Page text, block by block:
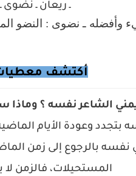
ـ ريعان ـ نضوى
وأفضله ـ نضوى : النضو
أكتشف
يمني الشاعر نفسه ؟ وماذا
بتجدد وعودة الأيام
نفسه بالرجوع إلى زمن
المستحيلات، فالزمن لا